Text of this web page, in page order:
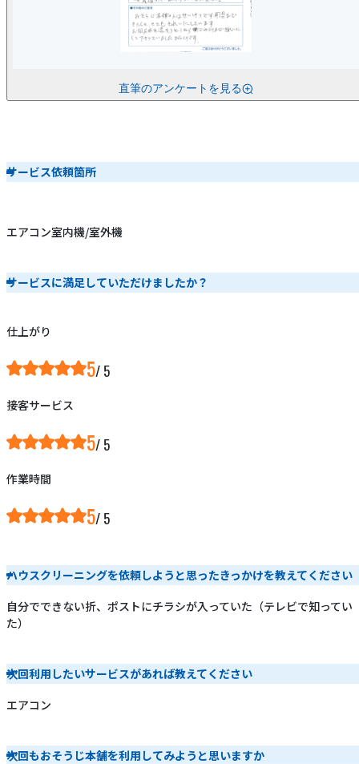
直筆のアンケートを見る
サービス依頼箇所
エアコン室内機/室外機
サービスに満足していただけましたか？
仕上がり
5
接客サービス
5
作業時間
5
ハウスクリーニングを依頼しようと思ったきっかけを教えてください
自分でできない折、ポストにチラシが入っていた（テレビで知ってい
た）
次回利用したいサービスがあれば教えてください
エアコン
次回もおそうじ本舗を利用してみようと思いますか